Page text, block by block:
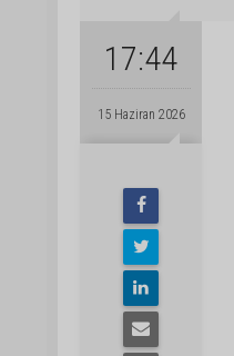
17:44
15 Haziran 2026